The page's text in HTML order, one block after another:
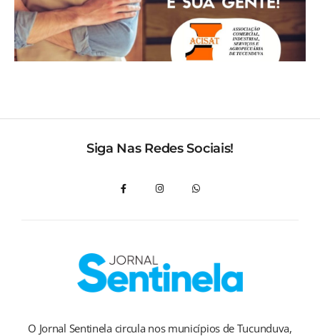
Siga Nas Redes Sociais!
O Jornal Sentinela circula nos municípios de Tucunduva,